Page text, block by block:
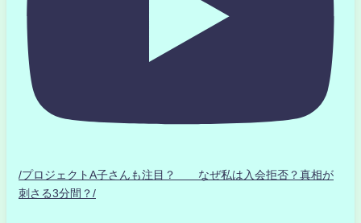
/プロジェクトA子さんも注目？ なぜ私は入会拒否？真相が
刺さる3分間？/